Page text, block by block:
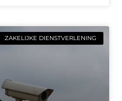
ZAKELIJKE DIENSTVERLENING